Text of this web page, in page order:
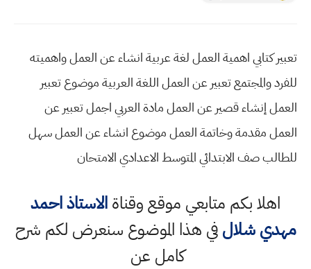
تعبير كتابي اهمية العمل لغة عربية انشاء عن العمل واهميته
للفرد والمجتمع تعبير عن العمل اللغة العربية موضوع تعبير
العمل إنشاء قصير عن العمل مادة العربي اجمل تعبير عن
العمل مقدمة وخاتمة العمل موضوع انشاء عن العمل سهل
للطالب صف الابتدائي المتوسط الاعدادي الامتحان
اهلا بكم متابعي موقع وقناةالاستاذ احمد
مهدي شلالفي هذا الموضوع سنعرض لكم شرح
كامل عن